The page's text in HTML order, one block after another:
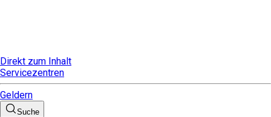
Direkt zum Inhalt
Servicezentren
Geldern
Suche